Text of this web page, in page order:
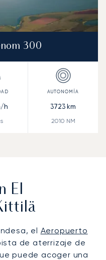
300
h 3723 km
2010 NM
El
el Aeropuerto
de aterrizaje de
puede acoger una